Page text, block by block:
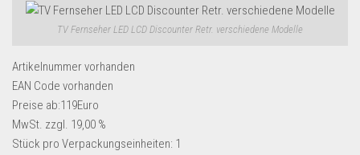
Amazon
Aldi
Lidl
TV Fernseher LED LCD Discounter Retr. verschiedene Modelle
Artikelnummervorhanden
EAN Code vorhanden
Preise ab:119Euro
MwSt. zzgl. 19,00 %
Stück pro Verpackungseinheiten: 1